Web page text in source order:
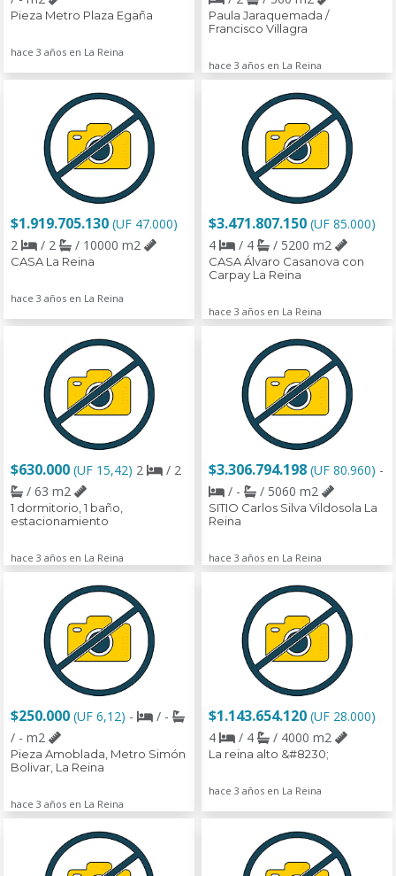
Pieza Metro Plaza Egaña
hace 3 años en La Reina
Paula Jaraquemada /
Francisco Villagra
hace 3 años en La Reina
$1.919.705.130 (UF 47.000)
2
/ 2 / 10000 m2
CASA La Reina
hace 3 años en La Reina
$3.471.807.150 (UF 85.000)
4
/ 4 / 5200 m2
CASA Álvaro Casanova con
Carpay La Reina
hace 3 años en La Reina
$630.000 (UF 15,42) 2
/ 2
/ 63 m2
1 dormitorio, 1 baño,
estacionamiento
hace 3 años en La Reina
$3.306.794.198 (UF 80.960) -
/ -
/ 5060 m2
SITIO Carlos Silva Vildosola La
Reina
hace 3 años en La Reina
$250.000 (UF 6,12) -
/ -
/ - m2
Pieza Amoblada, Metro Simón
Bolivar, La Reina
hace 3 años en La Reina
$1.143.654.120 (UF 28.000)
4
/ 4 / 4000 m2
La reina alto &#8230;
hace 3 años en La Reina